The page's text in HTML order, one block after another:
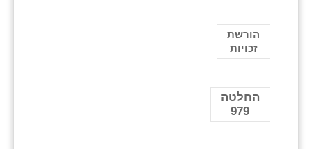
הורשת
זכויות
החלטה
979